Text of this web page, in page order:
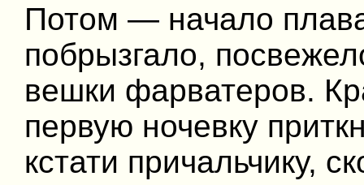
Потом — начало
побрызгало,
вешки фарватеров.
первую ночевку
кстати причальчику,